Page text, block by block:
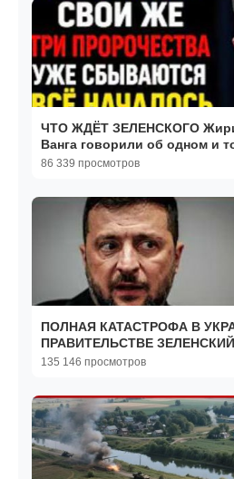
ЧТО ЖДЁТ ЗЕЛЕНСКОГО
Ванга говорили об одном и
ПРОИСХОДИТ
86 339 просмотров
ПОЛНАЯ КАТАСТРОФА В
ПРАВИТЕЛЬСТВЕ
135 146 просмотров